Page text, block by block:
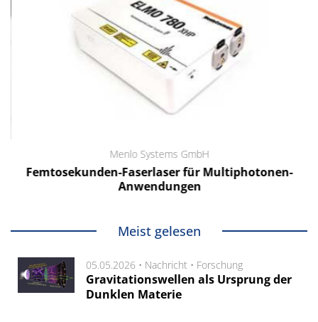
Menlo Systems GmbH
Femtosekunden-Faserlaser für Multiphotonen-
Anwendungen
Meist gelesen
05.05.2026 • Nachricht • Forschung
Gravitationswellen als Ursprung der
Dunklen Materie